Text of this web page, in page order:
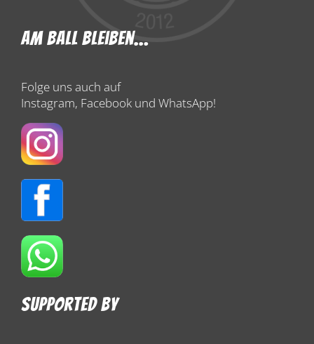
Am Ball Bleiben…
Folge uns auch auf
Instagram, Facebook und WhatsApp!
Supported By